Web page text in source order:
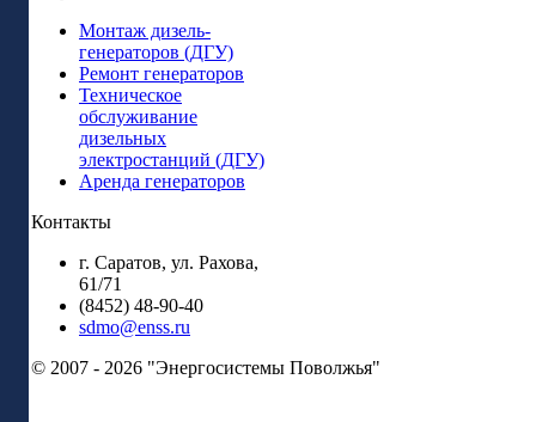
Монтаж дизель-
генераторов (ДГУ)
Ремонт генераторов
Техническое
обслуживание
дизельных
электростанций (ДГУ)
Аренда генераторов
Контакты
г. Саратов, ул. Рахова,
61/71
(8452) 48-90-40
sdmo@enss.ru
© 2007 - 2026 "Энергосистемы Поволжья"